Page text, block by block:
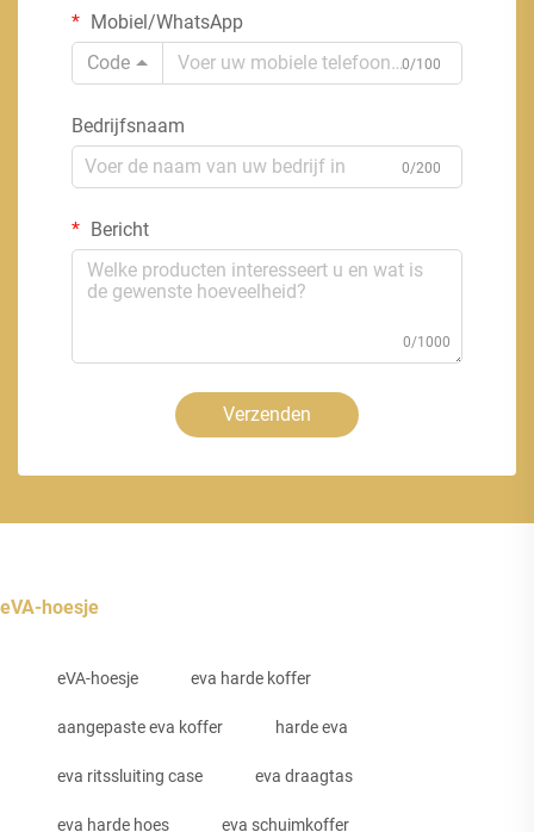
Mobiel/WhatsApp
Code
0/100
Bedrijfsnaam
0/200
Bericht
0/1000
Verzenden
eVA-hoesje
eVA-hoesje eva harde koffer
aangepaste eva koffer harde eva
eva ritssluiting case eva draagtas
eva harde hoes eva schuimkoffer